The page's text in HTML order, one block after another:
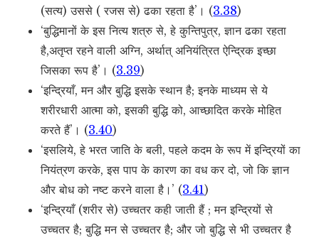
(सत्य) उससे ( रजस से) ढका रहता है’। (3.38)
‘बुद्धिमानों के इस नित्य शत्रु से, हे कुन्तिपुत्र, ज्ञान ढका रहता
है,अतृप्त रहने वाली अग्नि, अर्थात् अनियंत्रित ऐन्द्रिक इच्छा
जिसका रूप है’। (3.39)
‘इन्द्रियाँ, मन और बुद्धि इसके स्थान है; इनके माध्यम से ये
शरीरधारी आत्मा को, इसकी बुद्धि को, आच्छादित करके मोहित
करते हैं’। (3.40)
‘इसलिये, हे भरत जाति के बली, पहले कदम के रूप में इन्द्रियों का
नियंत्रण करके, इस पाप के कारण का वध कर दो, जो कि ज्ञान
और बोध को नष्ट करने वाला है।’ (3.41)
‘इन्द्रियाँ (शरीर से) उच्चतर कही जाती हैं ; मन इन्द्रियों से
उच्चतर है; बुद्धि मन से उच्चतर है; और जो बुद्धि से भी उच्चतर है